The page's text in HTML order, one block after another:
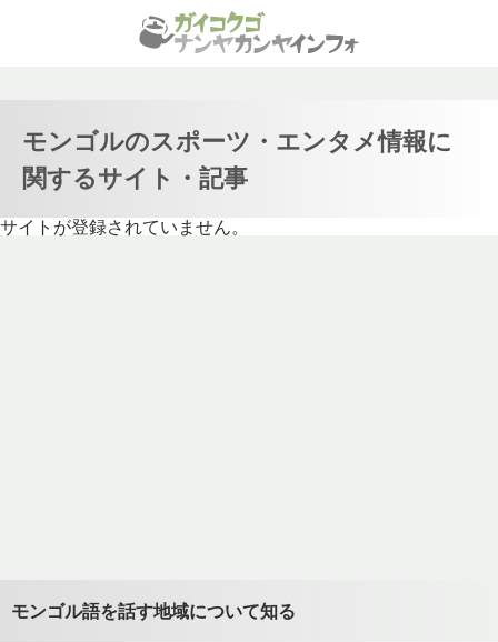
モンゴルのスポーツ・エンタメ情報に
関するサイト・記事
サイトが登録されていません。
モンゴル語を話す地域について知る